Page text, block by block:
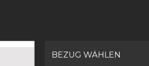
BEZUG WÄHLEN